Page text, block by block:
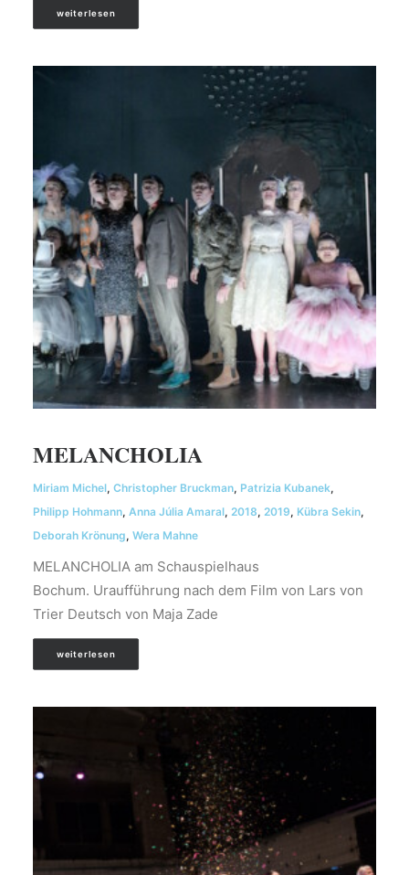
weiterlesen
MELANCHOLIA
Miriam Michel, Christopher Bruckman, Patrizia Kubanek,
Philipp Hohmann, Anna Júlia Amaral, 2018, 2019, Kübra Sekin,
Deborah Krönung, Wera Mahne
MELANCHOLIA am Schauspielhaus
Bochum. Uraufführung nach dem Film von Lars von
Trier Deutsch von Maja Zade
weiterlesen